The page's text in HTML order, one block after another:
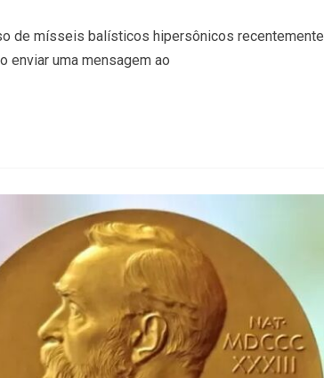
de mísseis balísticos hipersônicos
enviar uma mensagem ao